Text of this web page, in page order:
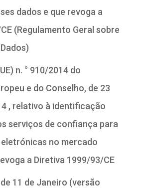
dados e que revoga a
(Regulamento Geral sobre
n. ° 910/2014 do
e do Conselho, de 23
, relativo à identificação
serviços de confiança para
no mercado
a Diretiva 1999/93/CE
11 de Janeiro (versão